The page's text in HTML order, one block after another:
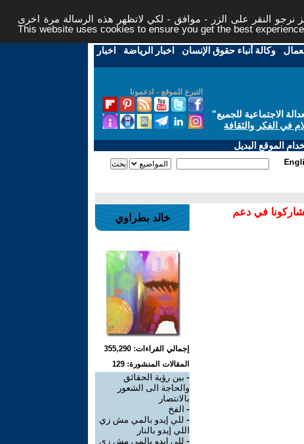
نرجو النقر على الزر - موافق - لكي لاتظهر هذه الرسالة مرة اخرى -
This website uses cookies to ensure you get the best
-وكالة أنباء حقوق الإنسان - اخبار الرياضة - اخبار
التبرع للموقع - ادعمونا
الاجتماعية للجميع"
في الفكر والثقافة
الموقع البديل
في دعم
خالد بطراوي
إجمالي القراءات: 355,290
المقالات المنشورة: 129
- بين رؤية الحقائق
والحاجة الى الشعور
بالانتصار
- الفخ
- للي إيدو بالمي مش زي
اللي إيدو بالنار
- للي إيدو بالمي مش زي